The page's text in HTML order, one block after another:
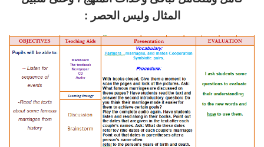
المثال وليس الحصر :